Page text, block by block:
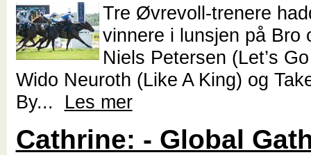
Tre Øvrevoll-trenere
vinnere i lunsjen på Bro
Niels Petersen (Let’s
Wido Neuroth (Like A King) og
By... Les mer
Cathrine: - Global